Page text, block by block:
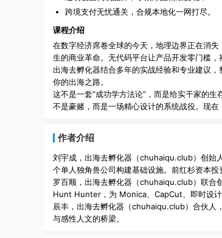
跨境支付无忧通关，合规本地化一网打尽。
课程介绍
在数字经济席卷全球的今天，地理边界正在消
生的商业革命。无代码平台让产品开发零门槛
出海去孵化器结合多年的实战经验和专业建议
你的出海之路。
这不是一套“成功学方法论”，而是给实干家的
不是豪赌，而是一场精心设计的系统战役。现
作者介绍
刘宇成，出海去孵化器（chuhaiqu.club）创始
个单人独角兽公司构建基础设施。前红杉资本
罗百顺，出海去孵化器（chuhaiqu.club）联合
Hunt Hunter，为 Monica、CapCut、即时设计
辰丰，出海去孵化器（chuhaiqu.club）合伙人